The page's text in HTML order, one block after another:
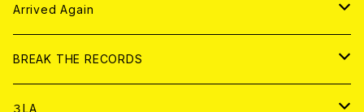
アパレル
書籍
DIGITAL CONTENTS
CD
アナログ
Arrived Again
CD
アナログ
BREAK THE RECORDS
CD
３LA